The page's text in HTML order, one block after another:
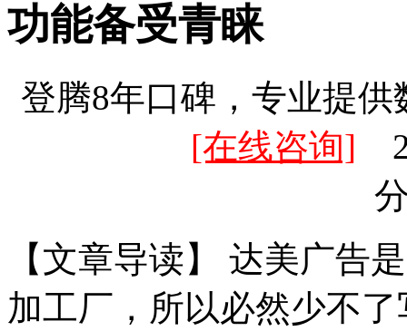
功能备受青睐
登腾8年口碑，专业提
[在线咨询]
【文章导读】 达美广告
加工厂，所以必然少不